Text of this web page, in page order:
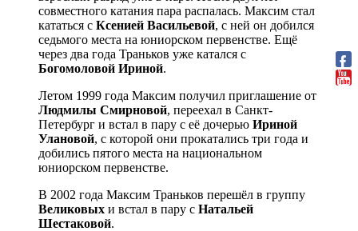
совместного катания пара распалась. Максим стал
кататься с Ксенией Васильевой, с ней он добился
седьмого места на юниорском первенстве. Ещё
через два года Траньков уже катался с
Богомоловой Ириной.
Летом 1999 года Максим получил приглашение от
Людмилы Смирновой, переехал в Санкт-
Петербург и встал в пару с её дочерью Ириной
Улановой, с которой они прокатались три года и
добились пятого места на национальном
юниорском первенстве.
В 2002 года Максим Траньков перешёл в группу
Великовых и встал в пару с Натальей
Шестаковой.